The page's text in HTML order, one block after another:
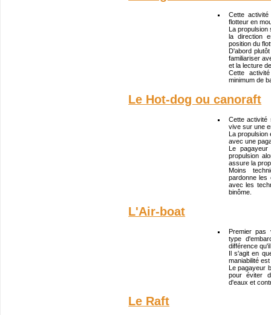
Cette
flotteur en
La
la direction
position du
D'abord
familiariser
et la lecture
Cette
minimum de
Le Hot-dog ou canoraft
Cette activité
vive sur une
La propulsion
avec une
Le
propulsion
assure la
Moins
pardonne les
avec les
binôme.
L'Air-boat
Premier pas
type
différence
Il s'agit en
maniabilité
Le pagayeur
pour éviter
d'eaux et
Le Raft